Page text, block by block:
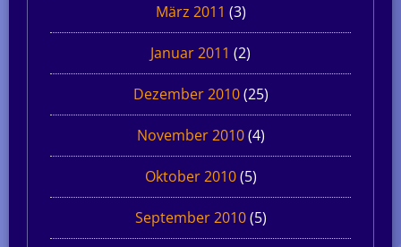
März 2011 (3)
Januar 2011 (2)
Dezember 2010(25)
November 2010(4)
Oktober 2010(5)
September 2010(5)